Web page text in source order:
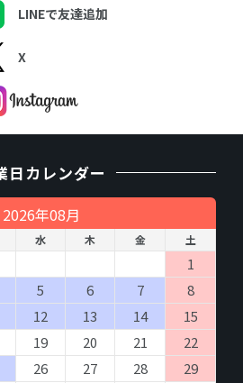
LINEで友達追加
X
日カレンダー
2026年08月
水 木 金 土
1
5 6 7
8
12 13 14
15
19 20 21
22
26 27 28
29